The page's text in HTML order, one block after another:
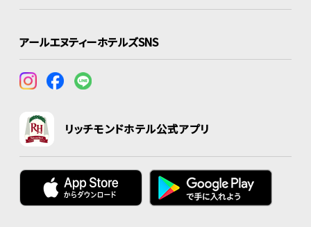
アールエヌティーホテルズSNS
リッチモンドホテル公式アプリ